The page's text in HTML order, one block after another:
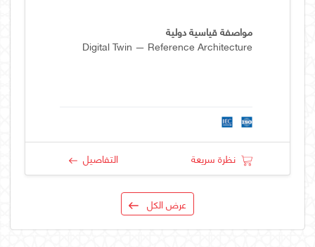
مواصفة قياسية دولية
Digital Twin — Reference Architecture
نظرة سريعة التفاصيل
عرض الكل